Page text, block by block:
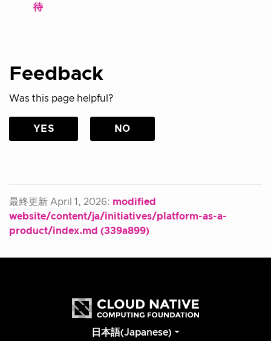
待
Feedback
Was this page helpful?
YES NO
最終更新 April 1, 2026: modified
website/content/ja/initiatives/platform-as-a-
product/index.md (339a899)
日本語(Japanese)